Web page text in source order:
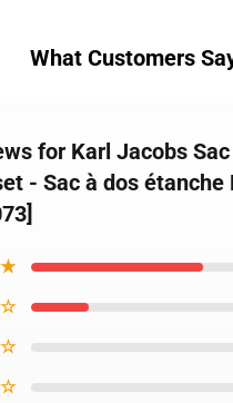
What Customers
for Karl Jacobs
- Sac à dos étanche